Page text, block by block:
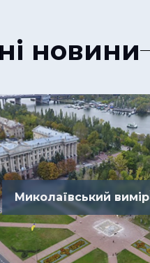
новини
Миколаївський вимір